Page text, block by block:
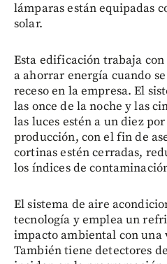
lámparas están equipadas
solar.
Esta edificación trabaja
a ahorrar energía cuando
receso en la empresa. El
las once de la noche y las
las luces estén a un diez
producción, con el fin de
cortinas estén cerradas,
los índices de
El sistema de aire
tecnología y emplea un
impacto ambiental con una
También tiene detectores